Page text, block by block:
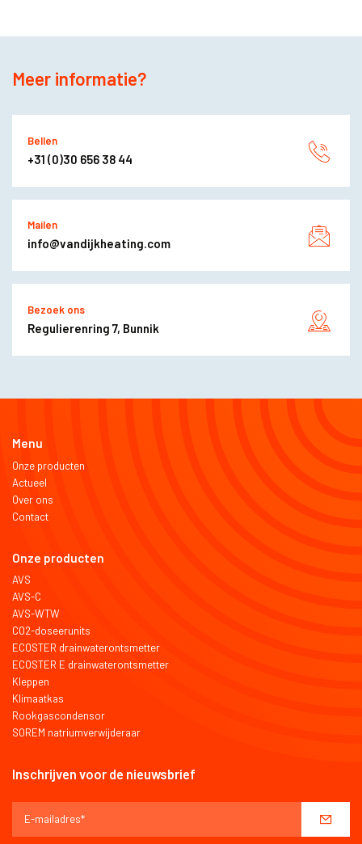
Meer informatie?
Bellen
+31 (0)30 656 38 44
Mailen
info@vandijkheating.com
Bezoek ons
Regulierenring 7, Bunnik
Menu
Onze producten
Actueel
Over ons
Contact
Onze producten
AVS
AVS-C
AVS-WTW
CO2-doseerunits
ECOSTER drainwaterontsmetter
ECOSTER E drainwaterontsmetter
Kleppen
Klimaatkas
Rookgascondensor
SOREM natriumverwijderaar
Inschrijven voor de nieuwsbrief